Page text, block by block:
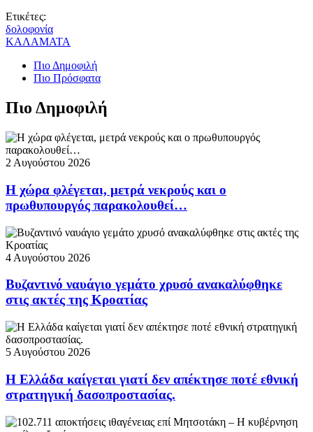
Ετικέτες:
δολοφονία
ΚΑΛΑΜΑΤΑ
Πιο Δημοφιλή
Πιο Πρόσφατα
Πιο Δημοφιλή
2 Αυγούστου 2026
Η χώρα φλέγεται, μετρά νεκρούς και ο
πρωθυπουργός παρακολουθεί…
4 Αυγούστου 2026
Βυζαντινό ναυάγιο γεμάτο χρυσό ανακαλύφθηκε
στις ακτές της Κροατίας
5 Αυγούστου 2026
Η Ελλάδα καίγεται γιατί δεν απέκτησε ποτέ εθνική
στρατηγική δασοπροστασίας.